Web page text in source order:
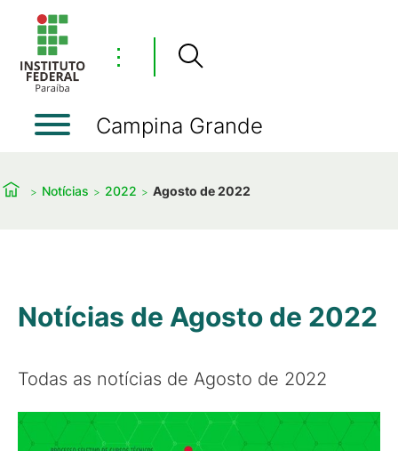
⋮
Campina Grande
Notícias 2022 Agosto de 2022
Notícias de Agosto de 2022
Todas as notícias de Agosto de 2022